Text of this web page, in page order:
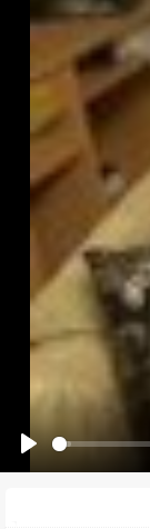
E-Mail-Adresse (optional):
Kommentar:
Ich möchte